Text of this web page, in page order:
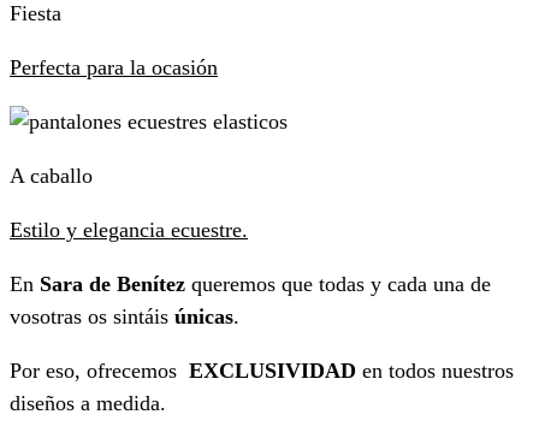
Fiesta
Perfecta para la ocasión
A caballo
Estilo y elegancia ecuestre.
En Sara de Benítez queremos que todas y cada una de
vosotras os sintáis únicas.
Por eso, ofrecemos EXCLUSIVIDAD en todos nuestros
diseños a medida.